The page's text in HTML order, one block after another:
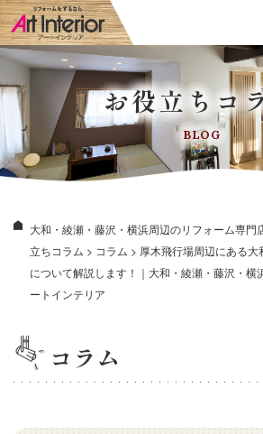
お役立ちコ
BLOG
大和・綾瀬・藤沢・横浜周辺のリフォーム専門
立ちコラム > コラム > 厚木飛行場周辺にある
について解説します！｜大和・綾瀬・藤沢・横
ートインテリア
コラム